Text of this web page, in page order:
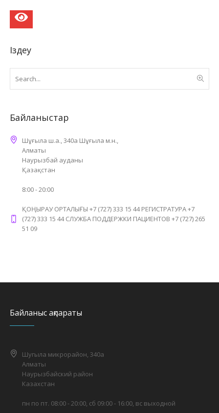
Іздеу
Байланыстар
Шұғыла ш.а., 340а Шұғыла м.н.,
Алматы
Наурызбай ауданы
Қазақстан
8:00 - 20:00
ҚОҢЫРАУ ОРТАЛЫҒЫ +7 (727) 333 15 44 РЕГИСТРАТУРА +7
(727) 333 15 44 СЛУЖБА ПОДДЕРЖКИ ПАЦИЕНТОВ +7 (727) 265
51 09
Байланыс ақпараты
Шугыла микрорайон, 340а
Алматы
Наурызбайский район
Казахстан
пн по пт. 08:00 - 20:00, сб 09:00 - 16:00, вс выходной